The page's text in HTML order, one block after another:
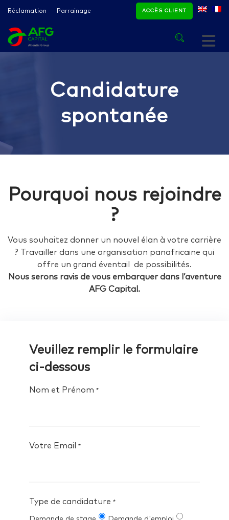
Réclamation Parrainage ACCÈS CLIENT
Candidature
spontanée
Pourquoi nous rejoindre
?
Vous souhaitez donner un nouvel élan à votre carrière
? Travailler dans une organisation panafricaine qui
offre un grand éventail de possibilités.
Nous serons ravis de vous embarquer dans l’aventure
AFG Capital.
Veuillez remplir le formulaire
ci-dessous
Nom et Prénom *
Votre Email *
Type de candidature *